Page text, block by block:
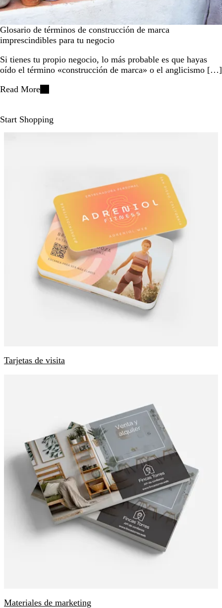
Glosario de términos de construcción de marca
imprescindibles para tu negocio
Si tienes tu propio negocio, lo más probable es que hayas
oído el término «construcción de marca» o el anglicismo […]
Read More
Start Shopping
Tarjetas de visita
Materiales de marketing